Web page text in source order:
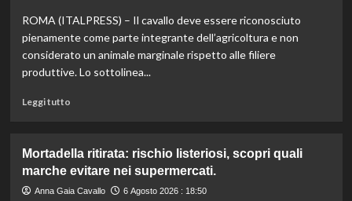
vino:
l’IRVO
potenzia
per
ROMA (ITALPRESS) – Il cavallo deve essere riconosciuto
pienamente come parte integrante dell’agricoltura e non
considerato un animale marginale rispetto alle filiere
produttive. Lo sottolinea...
Leggi tuttoLeggi
Il
cavallo:
una
Mortadella ritirata: rischio listeriosi, scopri quali
marche evitare nei supermercati.
Anna Gaia Cavallo 6 Agosto 2026 : 18:50